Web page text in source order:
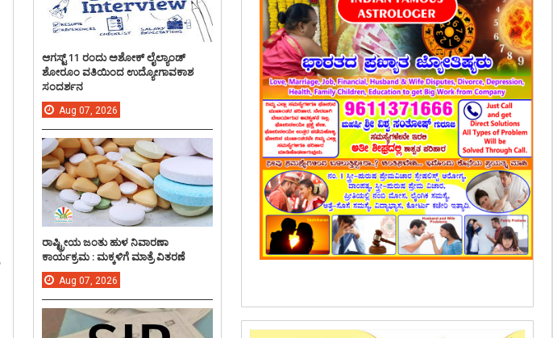
ಆಗಸ್ಟ್ 11 ರಂದು ಅಶೋಕ್ ಲೈಲ್ಯಾಂಡ್
ಶೋರೂಂ ವತಿಯಿಂದ ಉದ್ಯೋಗಾವಕಾಶ
ಸಂದರ್ಶನ
Aug 07, 2026
ರಾಷ್ಟ್ರೀಯ ಜಂತು ಹುಳ ನಿವಾರಣಾ
ಕಾರ್ಯಕ್ರಮ : ಮಕ್ಕಳಿಗೆ ಮಾತ್ರೆ ವಿತರಣೆ
Aug 07, 2026